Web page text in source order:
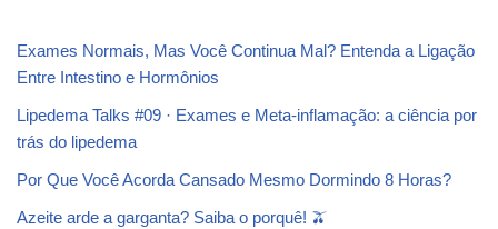
Exames Normais, Mas Você Continua Mal? Entenda a Ligação
Entre Intestino e Hormônios
Lipedema Talks #09 · Exames e Meta-inflamação: a ciência por
trás do lipedema
Por Que Você Acorda Cansado Mesmo Dormindo 8 Horas?
Azeite arde a garganta? Saiba o porquê! 🫒